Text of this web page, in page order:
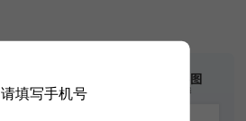
请填写手机号